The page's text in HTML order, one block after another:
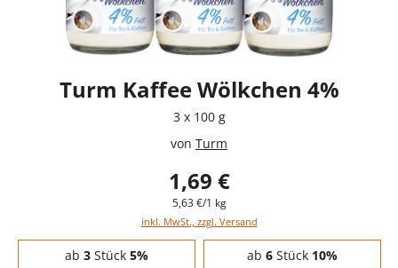
Turm Kaffee Wölkchen 4%
3 x 100 g
von Turm
1,69 €
5,63 €/1 kg
inkl. MwSt., zzgl. Versand
Staffelpreise - Mengenrabatt
ab 3Stück 5% ab 6Stück 10%